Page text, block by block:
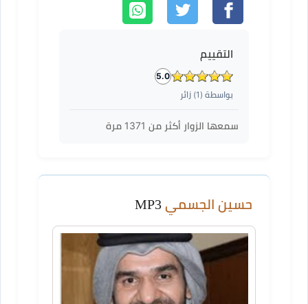
التقييم
5.0
بواسطة ( 1) زائر
سمعها الزوار أكثر من 1371 مرة
حسين الجسمي